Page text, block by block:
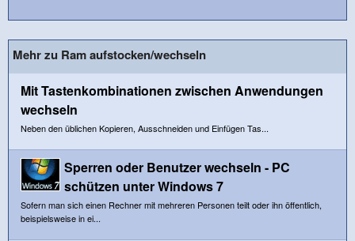
Mehr zu Ram aufstocken/wechseln
Mit Tastenkombinationen zwischen Anwendungen
wechseln
Neben den üblichen Kopieren, Ausschneiden und Einfügen Tas...
Sperren oder Benutzer wechseln - PC
schützen unter Windows 7
Sofern man sich einen Rechner mit mehreren Personen teilt oder ihn öffentlich,
beispielsweise in ei...